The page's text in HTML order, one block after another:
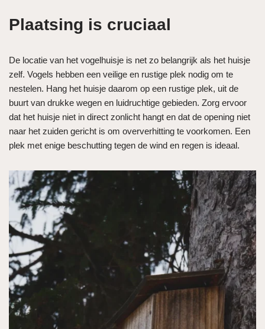
Plaatsing is cruciaal
De locatie van het vogelhuisje is net zo belangrijk als het huisje
zelf. Vogels hebben een veilige en rustige plek nodig om te
nestelen. Hang het huisje daarom op een rustige plek, uit de
buurt van drukke wegen en luidruchtige gebieden. Zorg ervoor
dat het huisje niet in direct zonlicht hangt en dat de opening niet
naar het zuiden gericht is om oververhitting te voorkomen. Een
plek met enige beschutting tegen de wind en regen is ideaal.